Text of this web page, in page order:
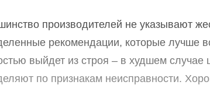
производителей не указывают
рекомендации, которые лучше
выйдет из строя – в худшем случае
по признакам неисправности.